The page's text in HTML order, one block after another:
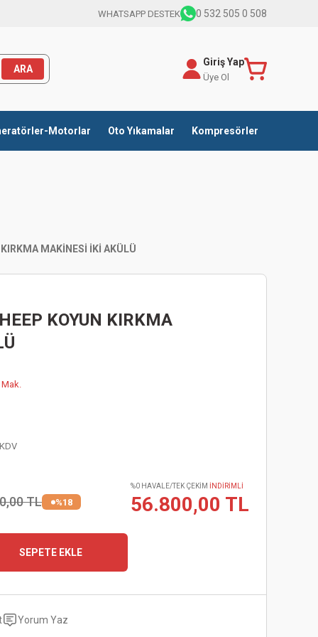
WHATSAPP DESTEK 0 532 505 0 508
ARA
Giriş Yap
Üye Ol
Motorlar Oto Yıkamalar Kompresörler
MAKİNESİ İKİ AKÜLÜ
KOYUN KIRKMA
Mak.
TL %18
%0 HAVALE/TEK ÇEKİM İNDİRİMLİ
56.800,00 TL
SEPETE EKLE
Yorum Yaz